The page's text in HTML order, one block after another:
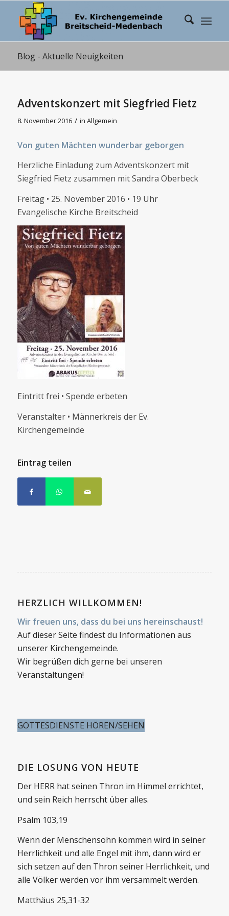
Blog - Aktuelle Neuigkeiten
Adventskonzert mit Siegfried Fietz
8. November 2016 / in Allgemein
Von guten Mächten wunderbar geborgen
Herzliche Einladung zum Adventskonzert mit
Siegfried Fietz zusammen mit Sandra Oberbeck
Freitag • 25. November 2016 • 19 Uhr
Evangelische Kirche Breitscheid
Eintritt frei • Spende erbeten
Veranstalter • Männerkreis der Ev.
Kirchengemeinde
Eintrag teilen
HERZLICH WILLKOMMEN!
Wir freuen uns, dass du bei uns hereinschaust!
Auf dieser Seite findest du Informationen aus
unserer Kirchengemeinde.
Wir begrüßen dich gerne bei unseren
Veranstaltungen!
GOTTESDIENSTE HÖREN/SEHEN
DIE LOSUNG VON HEUTE
Der HERR hat seinen Thron im Himmel errichtet,
und sein Reich herrscht über alles.
Psalm 103,19
Wenn der Menschensohn kommen wird in seiner
Herrlichkeit und alle Engel mit ihm, dann wird er
sich setzen auf den Thron seiner Herrlichkeit, und
alle Völker werden vor ihm versammelt werden.
Matthäus 25,31-32